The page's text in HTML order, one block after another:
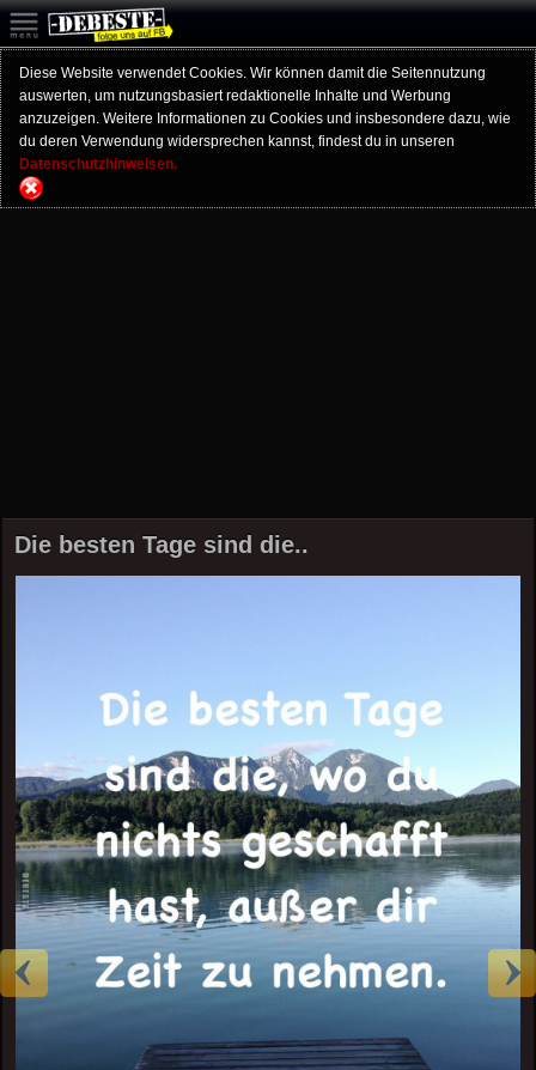
Diese Website verwendet Cookies. Wir können damit die Seitennutzung
auswerten, um nutzungsbasiert redaktionelle Inhalte und Werbung
anzuzeigen. Weitere Informationen zu Cookies und insbesondere dazu, wie
du deren Verwendung widersprechen kannst, findest du in unseren
Datenschutzhinweisen.
Die besten Tage sind die..